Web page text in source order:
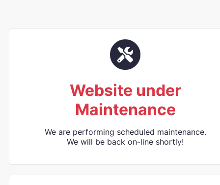
Website under
Maintenance
We are performing scheduled maintenance.
We will be back on-line shortly!